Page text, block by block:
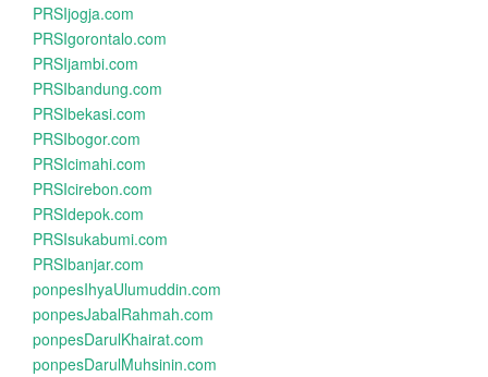
PRSIjogja.com
PRSIgorontalo.com
PRSIjambi.com
PRSIbandung.com
PRSIbekasi.com
PRSIbogor.com
PRSIcimahi.com
PRSIcirebon.com
PRSIdepok.com
PRSIsukabumi.com
PRSIbanjar.com
ponpesIhyaUlumuddin.com
ponpesJabalRahmah.com
ponpesDarulKhairat.com
ponpesDarulMuhsinin.com